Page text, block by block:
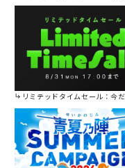
リミテッドタイムセール：今だけの限定セ